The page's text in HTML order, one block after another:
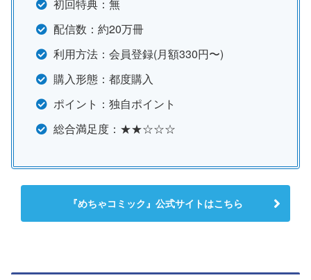
初回特典：無
配信数：約20万冊
利用方法：会員登録(月額330円〜)
購入形態：都度購入
ポイント：独自ポイント
総合満足度：★★☆☆☆
『めちゃコミック』公式サイトはこちら